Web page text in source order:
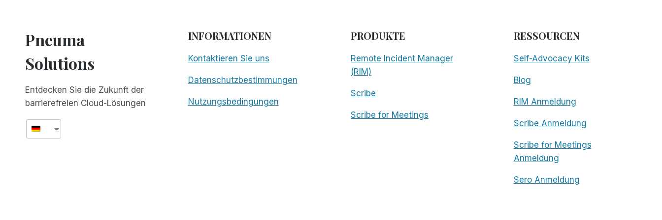
Pneuma
Solutions
Entdecken Sie die Zukunft der
barrierefreien Cloud-Lösungen
INFORMATIONEN
Kontaktieren Sie uns
Datenschutzbestimmungen
Nutzungsbedingungen
PRODUKTE
Remote Incident Manager
(RIM)
Scribe
Scribe for Meetings
RESSOURCEN
Self-Advocacy Kits
Blog
RIM Anmeldung
Scribe Anmeldung
Scribe for Meetings
Anmeldung
Sero Anmeldung